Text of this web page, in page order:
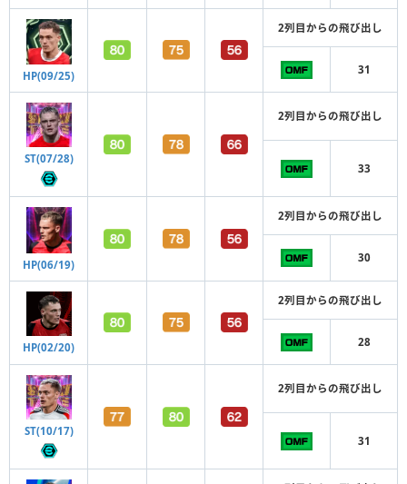
HP(09/25)
2列目からの飛び出し
31
ST(07/28)
2列目からの飛び出し
33
HP(06/19)
2列目からの飛び出し
30
HP(02/20)
2列目からの飛び出し
28
ST(10/17)
2列目からの飛び出し
31